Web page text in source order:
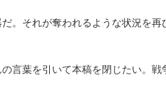
。それが奪われるような状況を再
言葉を引いて本稿を閉じたい。戦